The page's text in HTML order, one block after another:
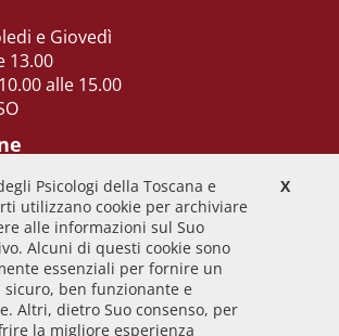
e Giovedì
13.00
alle 15.00
X
Psicologi della Toscana e
utilizzano cookie per archiviare
alle informazioni sul Suo
Alcuni di questi cookie sono
essenziali per fornire un
sicuro, ben funzionante e
Altri, dietro Suo consenso, per
la migliore esperienza